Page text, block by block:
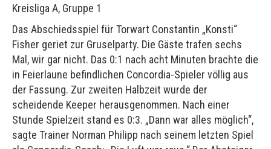
Kreisliga A, Gruppe 1
Das Abschiedsspiel für Torwart Constantin „Konsti“
Fisher geriet zur Gruselparty. Die Gäste trafen sechs
Mal, wir gar nicht. Das 0:1 nach acht Minuten brachte die
in Feierlaune befindlichen Concordia-Spieler völlig aus
der Fassung. Zur zweiten Halbzeit wurde der
scheidende Keeper herausgenommen. Nach einer
Stunde Spielzeit stand es 0:3. „Dann war alles möglich“,
sagte Trainer Norman Philipp nach seinem letzten Spiel